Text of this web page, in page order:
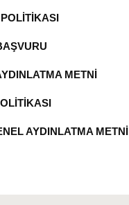
METNİ
AYDINLATMA METNİ